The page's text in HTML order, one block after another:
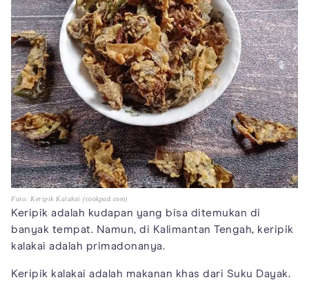
Foto: Keripik Kalakai (cookpad.com)
Keripik adalah kudapan yang bisa ditemukan di
banyak tempat. Namun, di Kalimantan Tengah, keripik
kalakai adalah primadonanya.
Keripik kalakai adalah makanan khas dari Suku Dayak.